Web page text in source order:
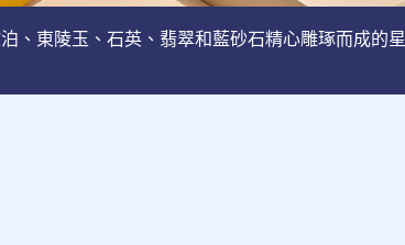
、東陵玉、石英、翡翠和藍砂石精心雕琢而成的星